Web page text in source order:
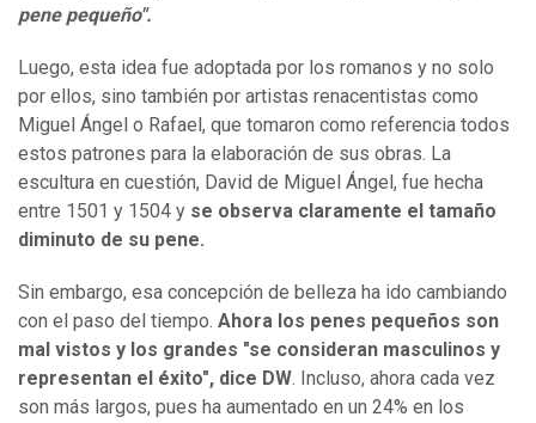
pene pequeño".
Luego, esta idea fue adoptada por los romanos y no solo
por ellos, sino también por artistas renacentistas como
Miguel Ángel o Rafael, que tomaron como referencia todos
estos patrones para la elaboración de sus obras. La
escultura en cuestión, David de Miguel Ángel, fue hecha
entre 1501 y 1504 y se observa claramente el tamaño
diminuto de su pene.
Sin embargo, esa concepción de belleza ha ido cambiando
con el paso del tiempo. Ahora los penes pequeños son
mal vistos y los grandes "se consideran masculinos y
representan el éxito", dice DW. Incluso, ahora cada vez
son más largos, pues ha aumentado en un 24% en los